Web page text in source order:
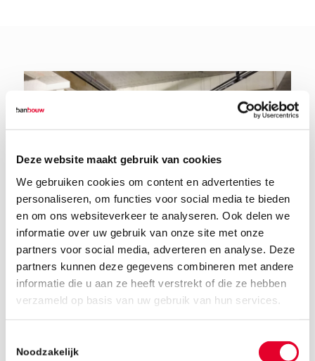
Deze website maakt gebruik van cookies
We gebruiken cookies om content en advertenties te
personaliseren, om functies voor social media te bieden
en om ons websiteverkeer te analyseren. Ook delen we
informatie over uw gebruik van onze site met onze
partners voor social media, adverteren en analyse. Deze
partners kunnen deze gegevens combineren met andere
informatie die u aan ze heeft verstrekt of die ze hebben
verzameld op basis van uw gebruik van hun services.
Noodzakelijk
19 maart 2019